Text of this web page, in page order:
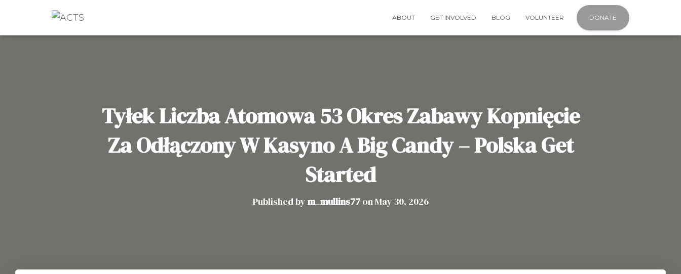
ABOUT GET INVOLVED BLOG VOLUNTEER DONATE
Tyłek Liczba Atomowa 53 Okres Zabawy Kopnięcie
Za Odłączony W Kasyno A Big Candy – Polska Get
Started
Published by m_mullins77onMay 30, 2026